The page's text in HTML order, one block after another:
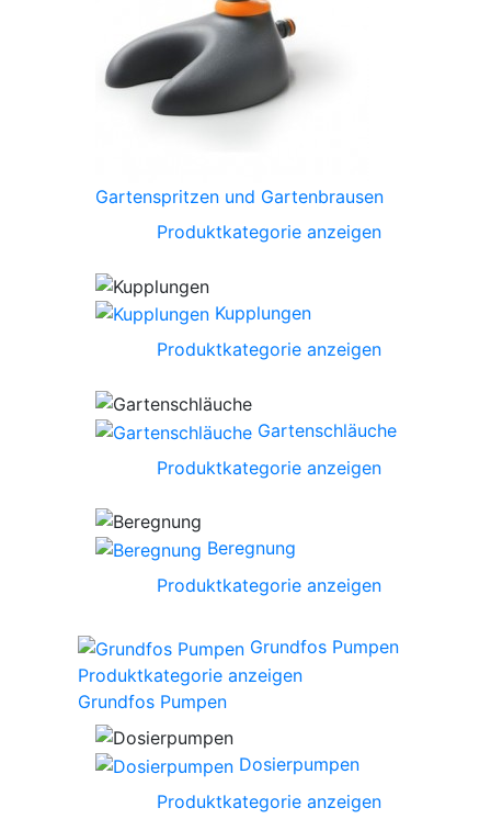
Gartenspritzen und Gartenbrausen
Produktkategorie anzeigen
Kupplungen
Produktkategorie anzeigen
Gartenschläuche
Produktkategorie anzeigen
Beregnung
Produktkategorie anzeigen
Grundfos Pumpen
Produktkategorie anzeigen
Grundfos Pumpen
Dosierpumpen
Produktkategorie anzeigen